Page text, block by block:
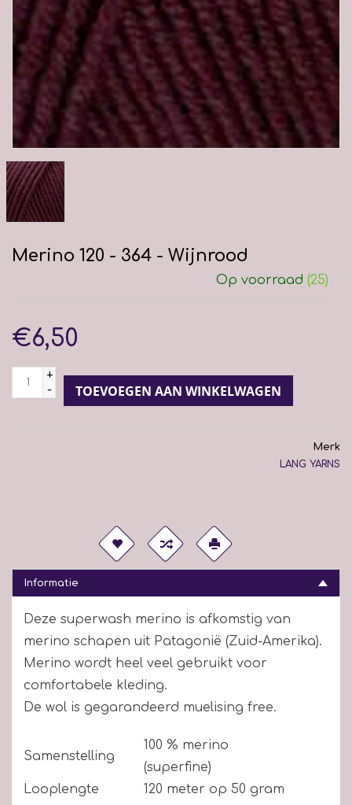
Merino 120 - 364 - Wijnrood
Op voorraad (25)
€6,50
+
-
TOEVOEGEN AAN WINKELWAGEN
Merk
LANG YARNS
Informatie
Deze superwash merino is afkomstig van
merino schapen uit Patagonië (Zuid-Amerika).
Merino wordt heel veel gebruikt voor
comfortabele kleding.
De wol is gegarandeerd muelising free.
Samenstelling
100 % merino
(superfine)
Looplengte
120 meter op 50 gram